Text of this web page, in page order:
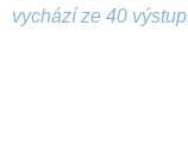
vychází ze 40